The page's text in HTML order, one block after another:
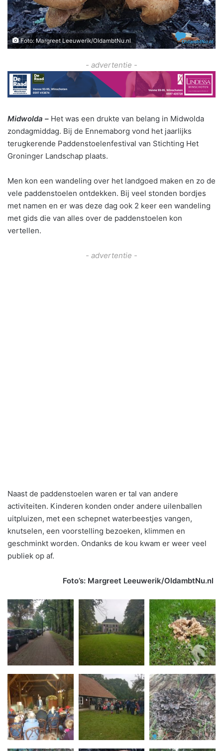
Foto: Margreet Leeuwerik/OldambtNu.nl
- advertentie -
Midwolda – Het was een drukte van belang in Midwolda
zondagmiddag. Bij de Ennemaborg vond het jaarlijks
terugkerende Paddenstoelenfestival van Stichting Het
Groninger Landschap plaats.
Men kon een wandeling over het landgoed maken en zo de
vele paddenstoelen ontdekken. Bij veel stonden bordjes
met namen en er was deze dag ook 2 keer een wandeling
met gids die van alles over de paddenstoelen kon
vertellen.
- advertentie -
Naast de paddenstoelen waren er tal van andere
activiteiten. Kinderen konden onder andere uilenballen
uitpluizen, met een schepnet waterbeestjes vangen,
knutselen, een voorstelling bezoeken, klimmen en
geschminkt worden. Ondanks de kou kwam er weer veel
publiek op af.
Foto’s: Margreet Leeuwerik/OldambtNu.nl